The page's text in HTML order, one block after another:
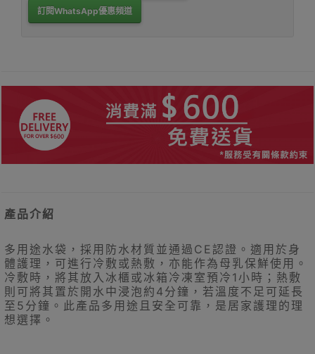
訂閱WhatsApp優惠頻道
產品介紹
多用途水袋，採用防水材質並通過CE認證。適用於身
體護理，可進行冷敷或熱敷，亦能作為母乳保鮮使用。
冷敷時，將其放入冰櫃或冰箱冷凍室預冷1小時；熱敷
則可將其置於開水中浸泡約4分鐘，若溫度不足可延長
至5分鐘。此產品多用途且安全可靠，是居家護理的理
想選擇。